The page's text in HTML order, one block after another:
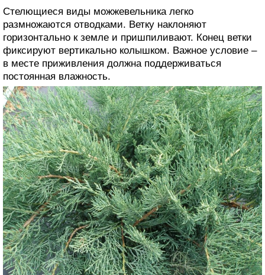
Стелющиеся виды можжевельника легко
размножаются отводками. Ветку наклоняют
горизонтально к земле и пришпиливают. Конец ветки
фиксируют вертикально колышком. Важное условие –
в месте приживления должна поддерживаться
постоянная влажность.